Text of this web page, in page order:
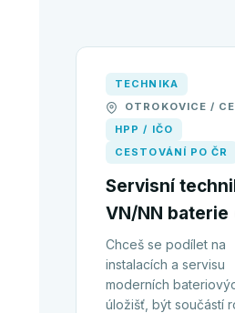
TECHNIKA
OTROKOVICE /
HPP / IČO
CESTOVÁNÍ PO ČR
Servisní
VN/NN baterie
Chceš se podílet na
instalacích a servisu
moderních
úložišť, být součástí